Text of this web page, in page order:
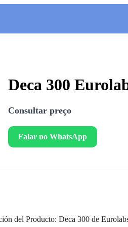
Deca 300
Consultar preço
Falar no WhatsApp
del Producto: Deca 300 de